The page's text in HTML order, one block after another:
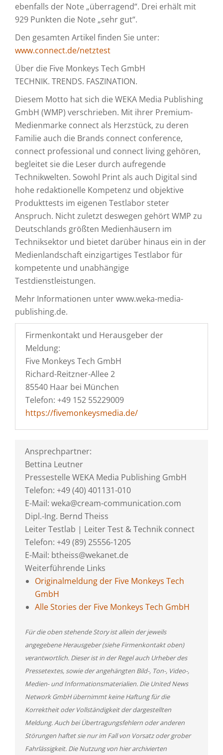
ebenfalls der Note „überragend“. Drei erhält mit
929 Punkten die Note „sehr gut“.
Den gesamten Artikel finden Sie unter:
www.connect.de/netztest
Über die Five Monkeys Tech GmbH
TECHNIK. TRENDS. FASZINATION.
Diesem Motto hat sich die WEKA Media Publishing
GmbH (WMP) verschrieben. Mit ihrer Premium-
Medienmarke connect als Herzstück, zu deren
Familie auch die Brands connect conference,
connect professional und connect living gehören,
begleitet sie die Leser durch aufregende
Technikwelten. Sowohl Print als auch Digital sind
hohe redaktionelle Kompetenz und objektive
Produkttests im eigenen Testlabor steter
Anspruch. Nicht zuletzt deswegen gehört WMP zu
Deutschlands größten Medienhäusern im
Techniksektor und bietet darüber hinaus ein in der
Medienlandschaft einzigartiges Testlabor für
kompetente und unabhängige
Testdienstleistungen.
Mehr Informationen unter www.weka-media-
publishing.de.
Firmenkontakt und Herausgeber der
Meldung:
Five Monkeys Tech GmbH
Richard-Reitzner-Allee 2
85540 Haar bei München
Telefon: +49 152 55229009
https://fivemonkeysmedia.de/
Ansprechpartner:
Bettina Leutner
Pressestelle WEKA Media Publishing GmbH
Telefon: +49 (40) 401131-010
E-Mail: weka@cream-communication.com
Dipl.-Ing. Bernd Theiss
Leiter Testlab | Leiter Test & Technik connect
Telefon: +49 (89) 25556-1205
E-Mail: btheiss@wekanet.de
Weiterführende Links
Originalmeldung der Five Monkeys Tech
GmbH
Alle Stories der Five Monkeys Tech GmbH
Für die oben stehende Story ist allein der jeweils
angegebene Herausgeber (siehe Firmenkontakt oben)
verantwortlich. Dieser ist in der Regel auch Urheber des
Pressetextes, sowie der angehängten Bild-, Ton-, Video-,
Medien- und Informationsmaterialien. Die United News
Network GmbH übernimmt keine Haftung für die
Korrektheit oder Vollständigkeit der dargestellten
Meldung. Auch bei Übertragungsfehlern oder anderen
Störungen haftet sie nur im Fall von Vorsatz oder grober
Fahrlässigkeit. Die Nutzung von hier archivierten